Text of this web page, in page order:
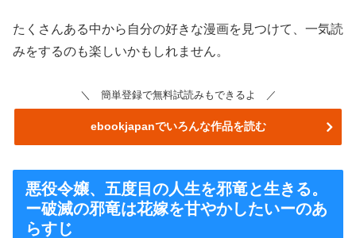
たくさんある中から自分の好きな漫画を見つけて、一気読
みをするのも楽しいかもしれません。
＼ 簡単登録で無料試読みもできるよ ／
ebookjapanでいろんな作品を読む
悪役令嬢、五度目の人生を邪竜と生きる。
ー破滅の邪竜は花嫁を甘やかしたいーのあ
らすじ